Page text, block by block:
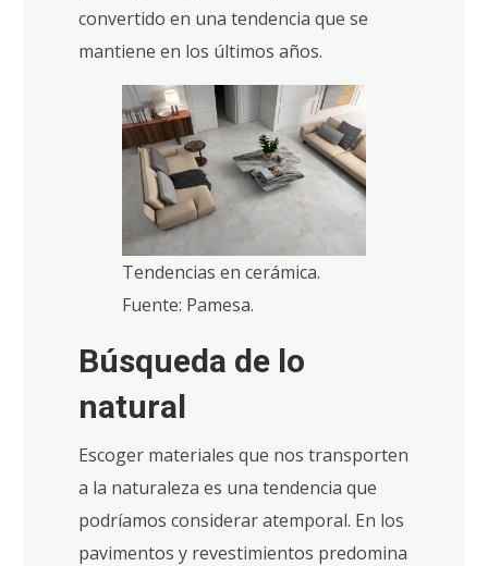
convertido en una tendencia que se
mantiene en los últimos años.
Tendencias en cerámica.
Fuente: Pamesa.
Búsqueda de lo
natural
Escoger materiales que nos transporten
a la naturaleza es una tendencia que
podríamos considerar atemporal. En los
pavimentos y revestimientos predomina